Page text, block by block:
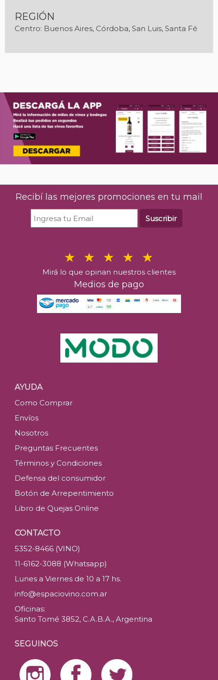
REGIÓN
Centro: Buenos Aires, Córdoba, San Luis, Santa Fé
Recibí las mejores promociones en tu mail
Suscribir
Mirá lo que opinan nuestros clientes
Medios de pago
AYUDA
Como Comprar
Envíos
Nosotros
Preguntas Frecuentes
Términos y Condiciones
Defensa del consumidor
Botón de Arrepentimiento
Libro de Quejas Online
CONTACTO
5352-8466 (VINO)
11-6162-3088 (Whatsapp)
Lunes a Viernes de 10 a 17 hs.
info@espaciovino.com.ar
Oficinas:
Santo Tomé 3852, C.A.B.A., Argentina
SEGUINOS